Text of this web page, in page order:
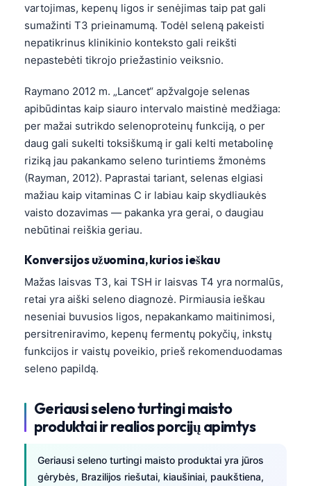
vartojimas, kepenų ligos ir senėjimas taip pat gali
sumažinti T3 prieinamumą. Todėl seleną pakeisti
nepatikrinus klinikinio konteksto gali reikšti
nepastebėti tikrojo priežastinio veiksnio.
Raymano 2012 m. „Lancet“ apžvalgoje selenas
apibūdintas kaip siauro intervalo maistinė medžiaga:
per mažai sutrikdo selenoproteinų funkciją, o per
daug gali sukelti toksiškumą ir gali kelti metabolinę
riziką jau pakankamo seleno turintiems žmonėms
(Rayman, 2012). Paprastai tariant, selenas elgiasi
mažiau kaip vitaminas C ir labiau kaip skydliaukės
vaisto dozavimas — pakanka yra gerai, o daugiau
nebūtinai reiškia geriau.
Konversijos užuomina, kurios ieškau
Mažas laisvas T3, kai TSH ir laisvas T4 yra normalūs,
retai yra aiški seleno diagnozė. Pirmiausia ieškau
neseniai buvusios ligos, nepakankamo maitinimosi,
persitreniravimo, kepenų fermentų pokyčių, inkstų
funkcijos ir vaistų poveikio, prieš rekomenduodamas
seleno papildą.
Geriausi seleno turtingi maisto
produktai ir realios porcijų apimtys
Geriausi seleno turtingi maisto produktai yra jūros
gėrybės, Brazilijos riešutai, kiaušiniai, paukštiena,